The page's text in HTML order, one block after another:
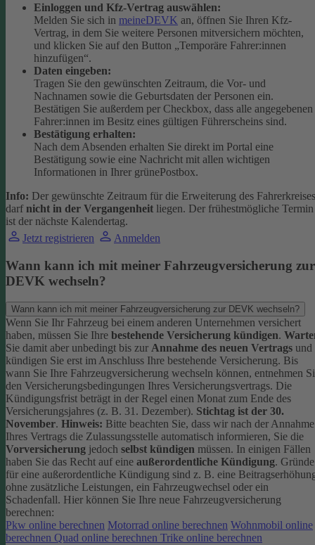
Einloggen und Kfz-Vertrag auswählen:
Melden Sie sich in meineDEVK an, öffnen Sie Ihren Kfz-
Vertrag, in dem Sie weitere Personen mitversichern möchten,
und klicken Sie auf den Button „Temporäre Fahrer:innen
hinzufügen“.
Daten eingeben:
Tragen Sie den gewünschten Zeitraum, die Vor- und
Nachnamen sowie die Geburtsdaten der Personen ein.
Bestätigen Sie außerdem per Checkbox, dass alle angegebenen
Fahrer:innen im Besitz eines gültigen Führerscheins sind.
Bestätigung erhalten:
Nach dem Absenden erhalten Sie direkt im Portal eine
Bestätigung sowie eine Nachricht mit allen wichtigen
Informationen in Ihrer grünePostbox.
Info: Der gewünschte Zeitraum für die Erweiterung des Fahrerkreises
darf nicht in der Vergangenheit liegen. Der frühestmögliche Termin
ist der nächste Kalendertag.
Jetzt registrieren
Anmelden
Wann kann ich mit meiner Fahrzeugversicherung zur
DEVK wechseln?
Wann kann ich mit meiner Fahrzeugversicherung zur DEVK wechseln?
Wenn Sie Ihr Fahrzeug bei einem anderen Unternehmen versichert
haben, müssen Sie Ihre bestehende Versicherung kündigen.
Sie damit aber unbedingt bis zur Annahme des neuen Vertrags und
kündigen Sie erst im Anschluss Ihre bestehende Versicherung. Bis
wann Sie Ihre Fahrzeugversicherung wechseln können, entnehmen
den Versicherungsbedingungen Ihres Versicherungsvertrags. Die
Kündigungsfrist beträgt in der Regel einen Monat zum Ende des
Versicherungsjahres (z. B. 31. Dezember). Stichtag ist der 30.
November. Hinweis: Bitte beachten Sie, dass wir nach der Annahme
Ihres Vertrags die Zulassungsstelle automatisch informieren, Sie die
Vorversicherung jedoch selbst kündigen müssen. In einigen Fällen
haben Sie das Recht auf eine außerordentliche Kündigung. Gründe
für eine außerordentliche Kündigung sind z. B. eine
ohne zusätzliche Leistungen, ein Fahrzeugwechsel oder ein
Schadenfall. Hier können Sie Ihre neue Fahrzeugversicherung
berechnen:
Pkw online berechnen Motorrad online berechnen Wohnmobil online
berechnen Quad online berechnen Trike online berechnen